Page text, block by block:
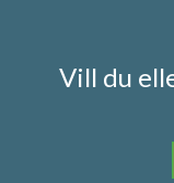
Vill du